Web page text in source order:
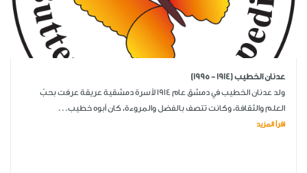
عدنان الخطيب (1914 - 1995)
ولد عدنان الخطيب في دمشق عام 1914 لأسرة دمشقية عريقة عرفت بحبّ
العلم والثقافة، وكانت تتصف بالفضل والمروءة، كان أبوه خطيب...
اقرأ المزيد